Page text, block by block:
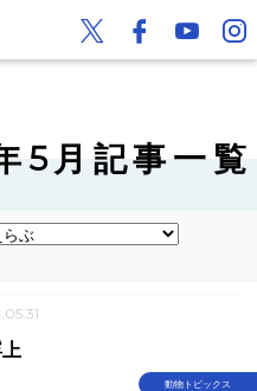
5月記事一覧
動物トピックス